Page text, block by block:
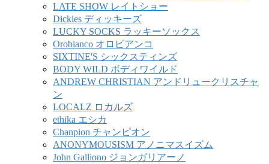
LATE SHOW レイトショー
Dickies ディッキーズ
LUCKY SOCKS ラッキーソックス
Orobianco オロビアンコ
SIXTINE'S シックスティンズ
BODY WILD ボディワイルド
ANDREW CHRISTIAN アンドリュークリスチャ
ン
LOCALZ ロカルズ
ethika エシカ
Chanpion チャンピオン
ANONYMOUSISM アノニマスイズム
John Galliono ジョンガリアーノ